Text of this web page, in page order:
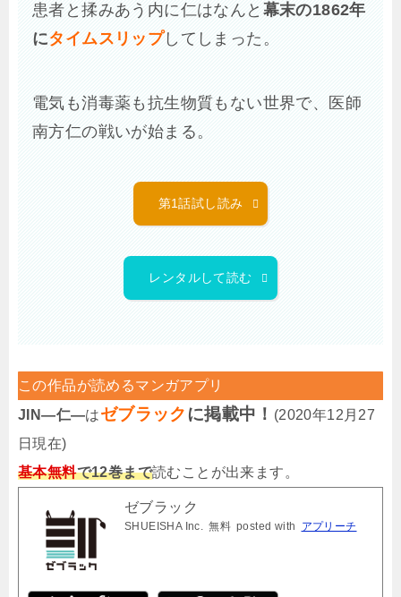
患者と揉みあう内に仁はなんと 幕末の1862年
にタイムスリップしてしまった。
電気も消毒薬も抗生物質もない世界で、医師
南方仁の戦いが始まる。
第1話試し読み
レンタルして読む
この作品が読めるマンガアプリ
JIN―仁―はゼブラック に掲載中！ (2020年12月27
日現在)
基本無料で12巻まで読むことが出来ます。
ゼブラック
SHUEISHA Inc. 無料 posted with アプリーチ